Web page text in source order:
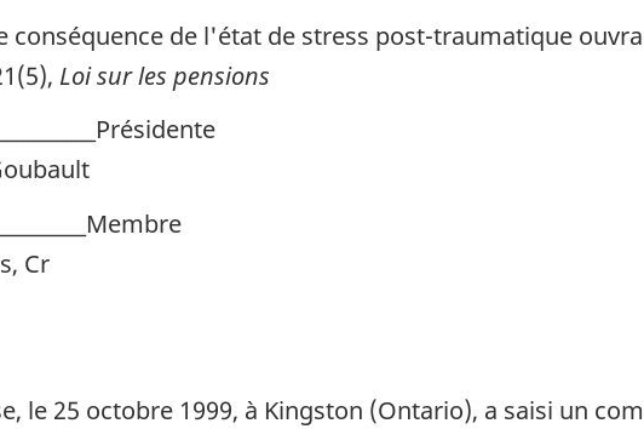
conséquence de l'état de stress post-traumatique
Loi sur les pensions
Cr
le 25 octobre 1999, à Kingston (Ontario), a saisi un